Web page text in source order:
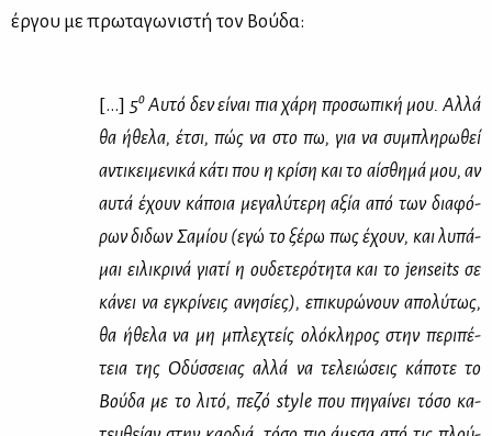
έρ­γου με πρω­τα­γω­νι­στή τον Βού­δα:
[...] 5οΑυ­τό δεν εί­ναι πια χά­ρη προ­σω­πι­κή μου. Αλ­λά
θα ήθε­λα, έτσι, πώς να στο πω, για να συ­μπλη­ρω­θεί
αντι­κει­με­νι­κά κά­τι που η κρί­ση και το αί­σθη­μά μου, αν
αυ­τά έχουν κά­ποια με­γα­λύ­τε­ρη αξία από των δια­φό­
ρων δι­δων Σα­μί­ου (εγώ το ξέ­ρω πως έχουν, και λυ­πά­
μαι ει­λι­κρι­νά για­τί η ου­δε­τε­ρό­τη­τα και το jenseits σε
κά­νει να εγκρί­νεις ανη­σί­ες), επι­κυ­ρώ­νουν απο­λύ­τως,
θα ήθε­λα να μη μπλε­χτείς ολό­κλη­ρος στην πε­ρι­πέ­
τεια της Οδύσ­σειας αλ­λά να τε­λειώ­σεις κά­πο­τε το
Βού­δα με το λι­τό, πε­ζό style που πη­γαί­νει τό­σο κα­